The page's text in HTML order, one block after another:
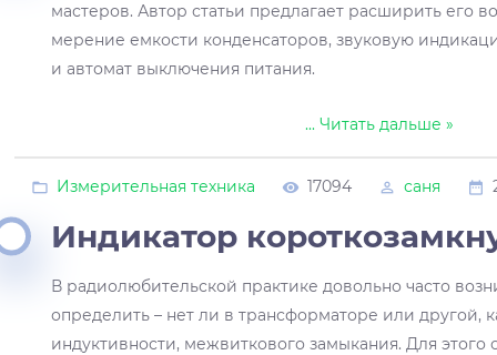
мастеров. Автор статьи предлагает расширить его
мерение емкости конденсаторов, звуковую
и автомат выключения пи­тания.
...Читать дальше »
Измерительная техника 17094 саня
Индикатор
В радиолюбительской практике довольно часто
определить – нет ли в трансформаторе или другой,
индуктивности, межвиткового замыкания. Для этого